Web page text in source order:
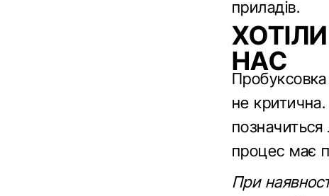
приладів.
НАС
не
процес має
При